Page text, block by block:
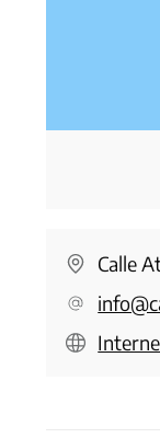
Calle